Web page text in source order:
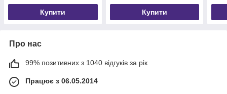
Купити Купити
Про нас
99% позитивних з 1040 відгуків за рік
Працює з 06.05.2014